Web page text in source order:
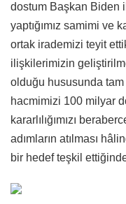
dostum Başkan Biden
yaptığımız samimi ve
ortak irademizi teyit
ilişkilerimizin
olduğu hususunda
hacmimizi 100 milyar
kararlılığımızı
adımların atılması
bir hedef teşkil